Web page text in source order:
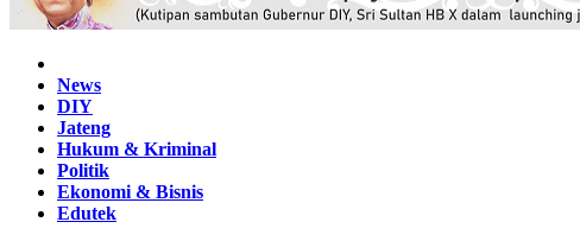
News
DIY
Jateng
Hukum & Kriminal
Politik
Ekonomi & Bisnis
Edutek